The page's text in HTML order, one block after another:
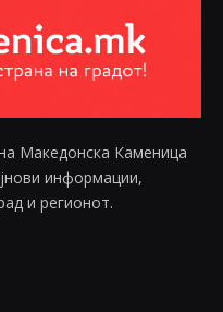
Македонска Каменица
информации,
и регионот.